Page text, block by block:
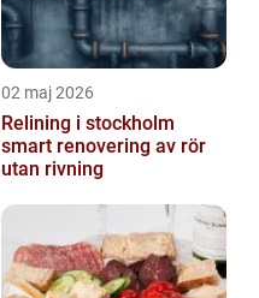
02 maj 2026
Relining i stockholm
smart renovering av rör
utan rivning